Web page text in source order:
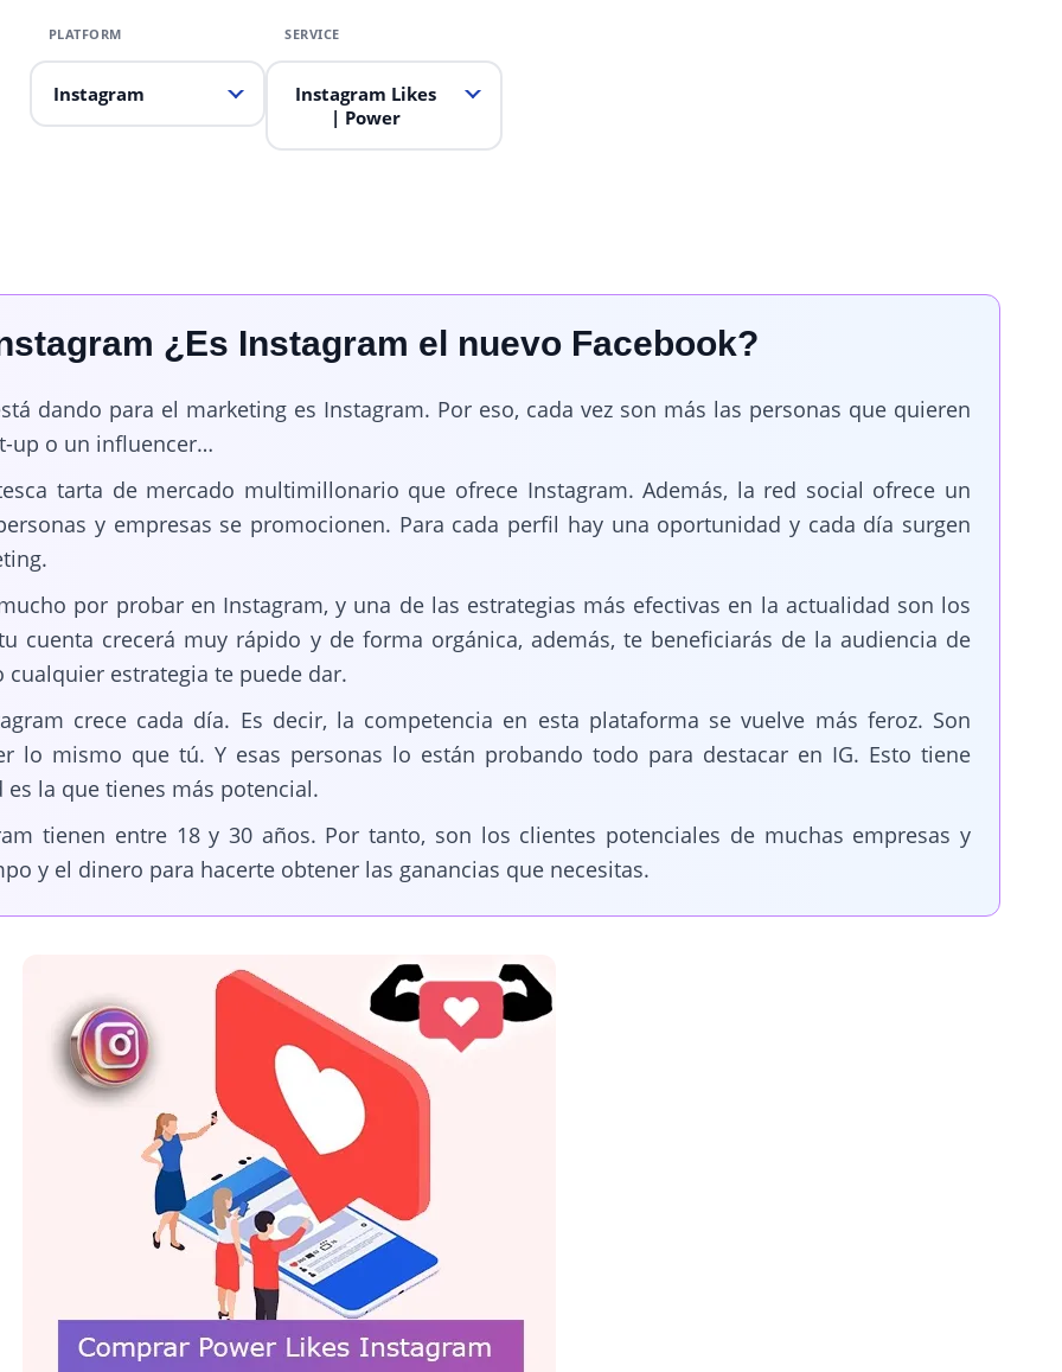
Instagram
Instagram Likes
| Power
¿Es Instagram el nuevo Facebook?
dando para el marketing es Instagram. Por eso, cada vez son más las personas que quieren
up o un influencer…
tarta de mercado multimillonario que ofrece Instagram. Además, la red social ofrece un
y empresas se promocionen. Para cada perfil hay una oportunidad y cada día surgen
por probar en Instagram, y una de las estrategias más efectivas en la actualidad son los
cuenta crecerá muy rápido y de forma orgánica, además, te beneficiarás de la audiencia de
cualquier estrategia te puede dar.
crece cada día. Es decir, la competencia en esta plataforma se vuelve más feroz. Son
lo mismo que tú. Y esas personas lo están probando todo para destacar en IG. Esto tiene
la que tienes más potencial.
tienen entre 18 y 30 años. Por tanto, son los clientes potenciales de muchas empresas y
y el dinero para hacerte obtener las ganancias que necesitas.